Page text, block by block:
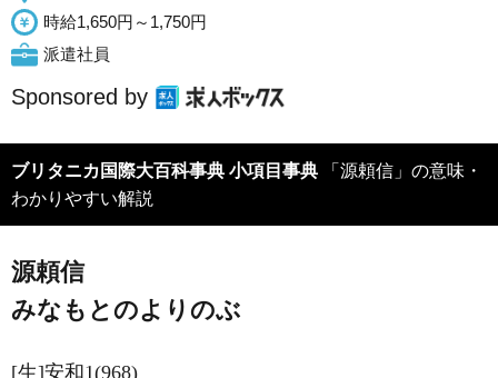
時給1,650円～1,750円
派遣社員
Sponsored by
ブリタニカ国際大百科事典 小項目事典 「源頼信」の意味・
わかりやすい解説
源頼信
みなもとのよりのぶ
[生]安和1(968)